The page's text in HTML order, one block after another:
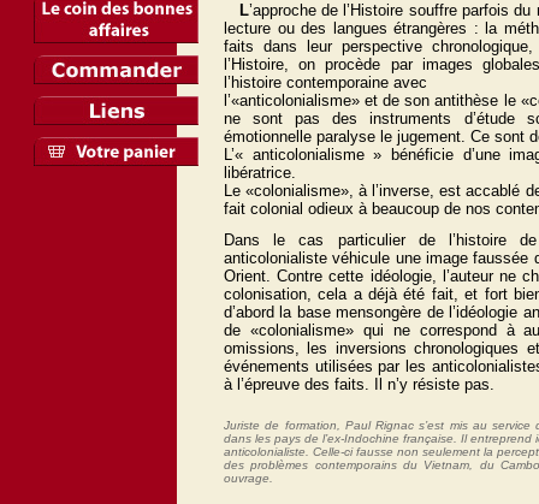
L’approche de l’Histoire souffre parfois
lecture ou des langues étrangères : la
faits dans leur perspective
l’Histoire, on procède par images
l’histoire contemporaine avec
l’«anticolonialisme» et de son antithèse le
ne sont pas des instruments d’étude
émotionnelle paralyse le jugement. Ce sont
L’« anticolonialisme » bénéficie d’une
libératrice.
Le «colonialisme», à l’inverse, est accablé
fait colonial odieux à beaucoup de nos
Dans le cas particulier de l’histoire de
anticolonialiste véhicule une image faussée
Orient. Contre cette idéologie, l’auteur ne
colonisation, cela a déjà été fait, et fort
d’abord la base mensongère de l’idéologie
de «colonialisme» qui ne correspond à
omissions, les inversions chronologiques
événements utilisées par les
à l’épreuve des faits. Il n’y résiste pas.
Juriste de formation, Paul Rignac s’est mis au service
dans les pays de l’ex-Indochine française. Il
anticolonialiste. Celle-ci fausse non seulement la
des problèmes contemporains du Vietnam, du
ouvrage.